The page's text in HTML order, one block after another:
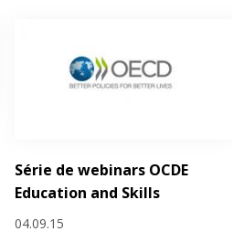
Série de webinars OCDE
Education and Skills
04.09.15